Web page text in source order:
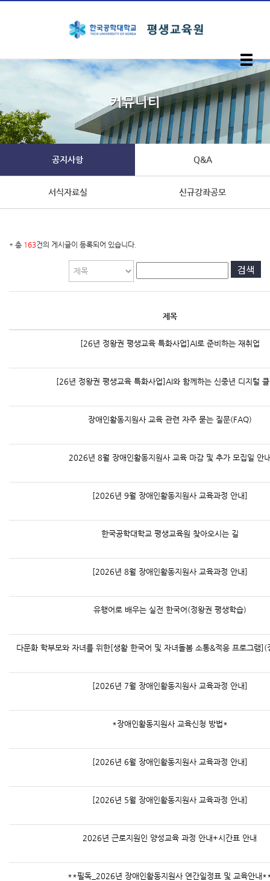
입학안내
지자체위탁교육과정
장애인 활동지원사 교육과정
교육원소개
커뮤니티
공지사항 Q&A
서식자료실 신규강좌공모
* 총 163건의 게시글이 등록되어 있습니다.
검색
제목
[26년 정왕권 평생교육 특화사업]AI로 준비하는 재취업
[26년 정왕권 평생교육 특화사업]AI와 함께하는 신중년 디지털
장애인활동지원사 교육 관련 자주 묻는 질문(FAQ)
2026년 8월 장애인활동지원사 교육 마감 및 추가 모집일 안
[2026년 9월 장애인활동지원사 교육과정 안내]
한국공학대학교 평생교육원 찾아오시는 길
[2026년 8월 장애인활동지원사 교육과정 안내]
유행어로 배우는 실전 한국어(정왕권 평생학습)
다문화 학부모와 자녀를 위한[생활 한국어 및 자녀돌봄 소통&적응 프로그램](
[2026년 7월 장애인활동지원사 교육과정 안내]
*장애인활동지원사 교육신청 방법*
[2026년 6월 장애인활동지원사 교육과정 안내]
[2026년 5월 장애인활동지원사 교육과정 안내]
2026년 근로지원인 양성교육 과정 안내+시간표 안내
**필독_2026년 장애인활동지원사 연간일정표 및 교육안내